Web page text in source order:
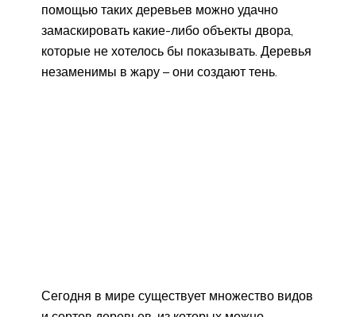
помощью таких деревьев можно удачно
замаскировать какие-либо объекты двора,
которые не хотелось бы показывать. Деревья
незаменимы в жару – они создают тень.
Сегодня в мире существует множество видов